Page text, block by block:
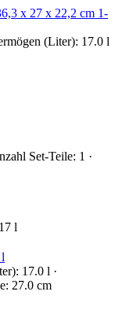
x 27 x 22,2 cm 1-
(Liter): 17.0 l
Set-Teile: 1 ·
17.0 l ·
27.0 cm